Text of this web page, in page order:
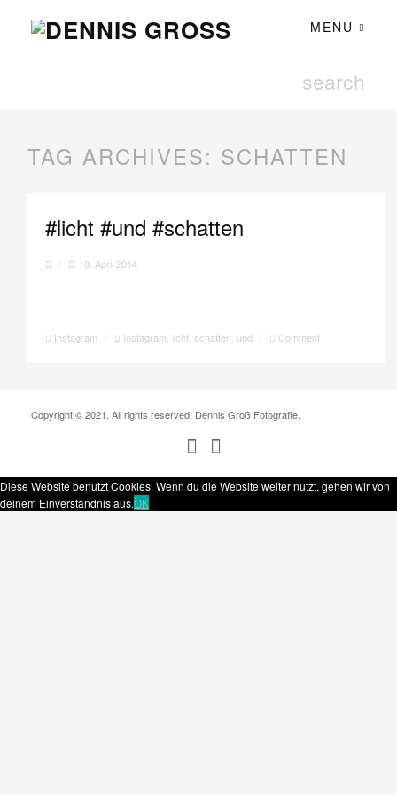
MENU
TAG ARCHIVES: SCHATTEN
#licht #und #schatten
/ 18. April 2014
Instagram / Instagram licht, schatten und / Comment
Copyright © 2021. All rights reserved. Dennis Groß Fotografie.
Diese Website benutzt Cookies. Wenn du die Website weiter nutzt, gehen wir von
deinem Einverständnis aus.OK